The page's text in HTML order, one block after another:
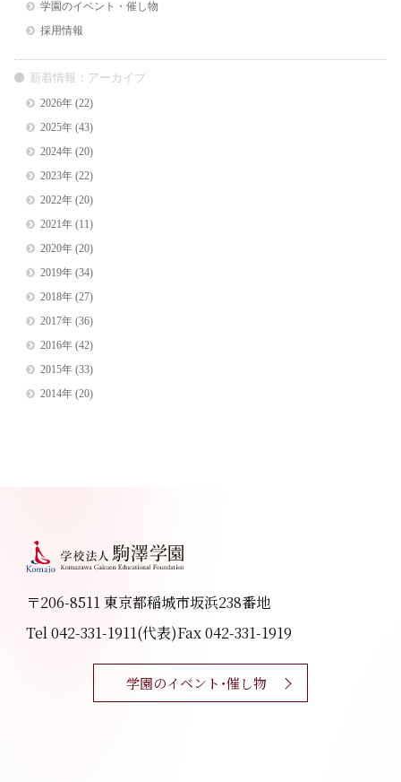
学園のイベント・催し物
採用情報
新着情報：アーカイブ
2026年(22)
2025年(43)
2024年(20)
2023年(22)
2022年(20)
2021年(11)
2020年(20)
2019年(34)
2018年(27)
2017年(36)
2016年(42)
2015年(33)
2014年(20)
〒206-8511 東京都稲城市坂浜238番地
Tel 042-331-1911(代表)Fax 042-331-1919
学園のイベント・催し物